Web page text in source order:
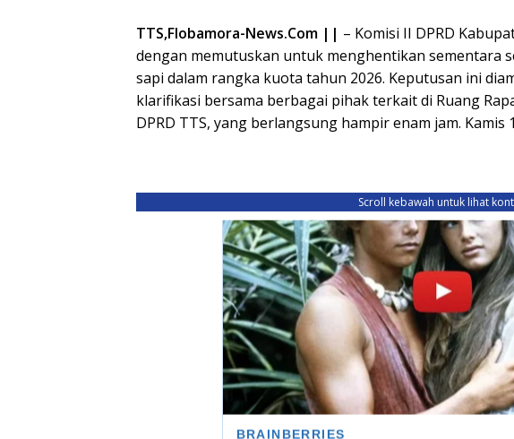
TTS,Flobamora-News.Com || – Komisi II DPRD
dengan memutuskan untuk menghentikan sementara
sapi dalam rangka kuota tahun 2026. Keputusan ini
klarifikasi bersama berbagai pihak terkait di Ruang
DPRD TTS, yang berlangsung hampir enam jam. Kamis
Scroll kebawah untuk lihat